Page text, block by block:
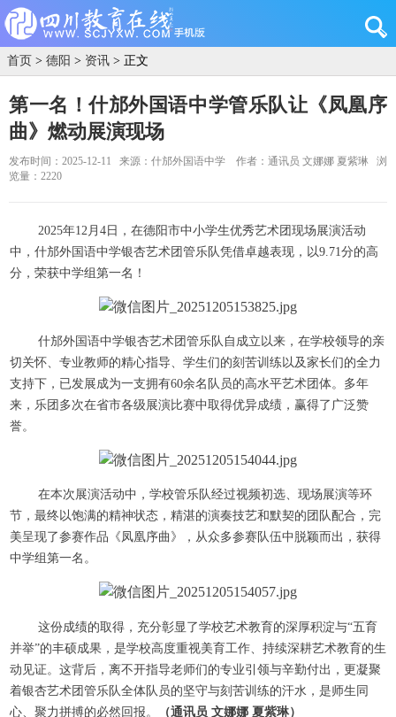
首页 > 德阳 > 资讯 > 正文
第一名！什邡外国语中学管乐队让《凤凰序
曲》燃动展演现场
发布时间：2025-12-11 来源：什邡外国语中学 作者：通讯员 文娜娜 夏紫琳
浏
览量：2220
2025年12月4日，在德阳市中小学生优秀艺术团现场展演活动
中，什邡外国语中学银杏艺术团管乐队凭借卓越表现，以9.71分的高
分，荣获中学组第一名！
什邡外国语中学银杏艺术团管乐队自成立以来，在学校领导的亲
切关怀、专业教师的精心指导、学生们的刻苦训练以及家长们的全力
支持下，已发展成为一支拥有60余名队员的高水平艺术团体。多年
来，乐团多次在省市各级展演比赛中取得优异成绩，赢得了广泛赞
誉。
在本次展演活动中，学校管乐队经过视频初选、现场展演等环
节，最终以饱满的精神状态，精湛的演奏技艺和默契的团队配合，完
美呈现了参赛作品《凤凰序曲》，从众多参赛队伍中脱颖而出，获得
中学组第一名。
这份成绩的取得，充分彰显了学校艺术教育的深厚积淀与“五育
并举”的丰硕成果，是学校高度重视美育工作、持续深耕艺术教育的生
动见证。这背后，离不开指导老师们的专业引领与辛勤付出，更凝聚
着银杏艺术团管乐队全体队员的坚守与刻苦训练的汗水，是师生同
心、聚力拼搏的必然回报。
（通讯员 文娜娜 夏紫琳）